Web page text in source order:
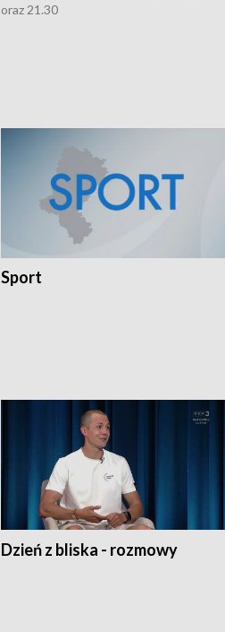
oraz 21.30
Sport
Dzień z bliska - rozmowy